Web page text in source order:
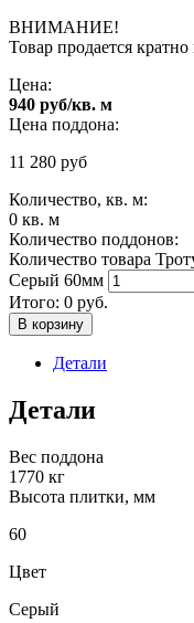
ВНИМАНИЕ!
Товар продается
Цена:
940 руб/кв. м
Цена поддона:
11 280 руб
Количество, кв. м:
0 кв. м
Количество поддонов:
Количество товара
Серый 60мм
Итого: 0 руб.
В корзину
Детали
Детали
Вес поддона
1770 кг
Высота плитки, мм
60
Цвет
Серый